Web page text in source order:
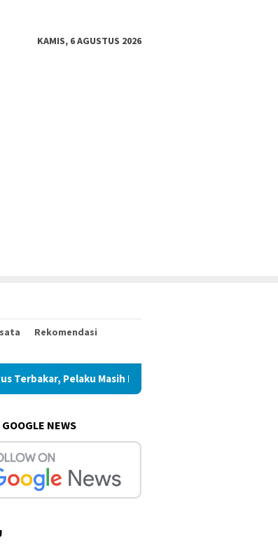
KAMIS, 6 AGUSTUS 2026
Rekomendasi
Masih Buron Operasi Bersama BKCHT,
NEWS